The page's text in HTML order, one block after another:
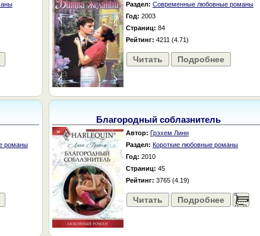
Раздел: Современные любовные романы
Год: 2003
Страниц: 84
Рейтинг: 4211 (4.71)
Читать Подробнее
романы
Благородный соблазнитель
Автор: Грэхем Линн
Раздел: Короткие любовные романы
Год: 2010
Страниц: 45
Рейтинг: 3765 (4.19)
Читать Подробнее ......